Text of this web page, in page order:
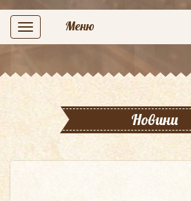
navigationМеню
Новини